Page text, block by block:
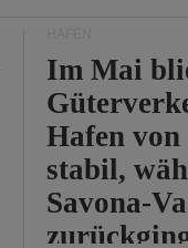
Im Mai
Hafen von
stabil,
Savona-